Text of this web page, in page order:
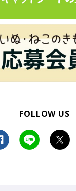
FOLLOW US